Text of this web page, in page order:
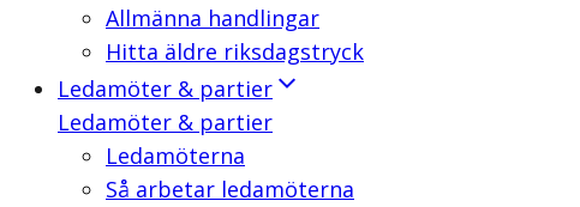
Allmänna handlingar
Hitta äldre riksdagstryck
Ledamöter & partier
Ledamöter & partier
Ledamöterna
Så arbetar ledamöterna